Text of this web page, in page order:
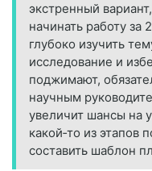
экстренный
начинать работу за
глубоко изучить
исследование и
поджимают,
научным
увеличит шансы на
какой‑то из этапов
составить шаблон